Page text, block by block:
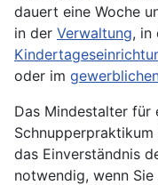
dauert eine Woche
in der Verwaltung, in
oder im
Das Mindestalter für
das Einverständnis
notwendig, wenn